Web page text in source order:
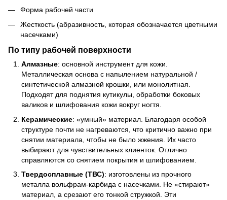
Форма рабочей части
Жесткость (абразивность, которая обозначается цветными
насечками)
По типу рабочей поверхности
Алмазные: основной инструмент для кожи.
Металлическая основа с напылением натуральной /
синтетической алмазной крошки, или монолитная.
Подходят для поднятия кутикулы, обработки боковых
валиков и шлифования кожи вокруг ногтя.
Керамические: «умный» материал. Благодаря особой
структуре почти не нагреваются, что критично важно при
снятии материала, чтобы не было жжения. Их часто
выбирают для чувствительных клиенток. Отлично
справляются со снятием покрытия и шлифованием.
Твердосплавные (ТВС): изготовлены из прочного
металла вольфрам-карбида с насечками. Не «стирают»
материал, а срезают его тонкой стружкой. Эти